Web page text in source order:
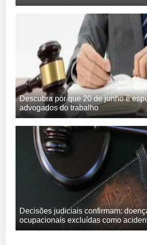
Descubra por que 20 de junho é
advogados do trabalho
Decisões judiciais confirmam:
ocupacionais excluídas como